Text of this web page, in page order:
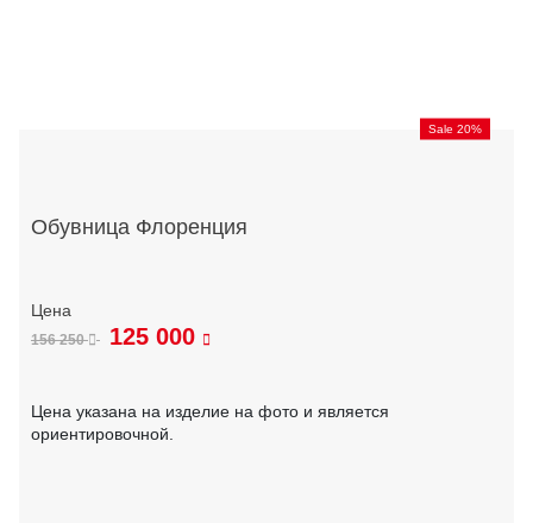
Sale 20%
Обувница Флоренция
156 250 125 000
Цена указана на изделие на фото и является
ориентировочной.